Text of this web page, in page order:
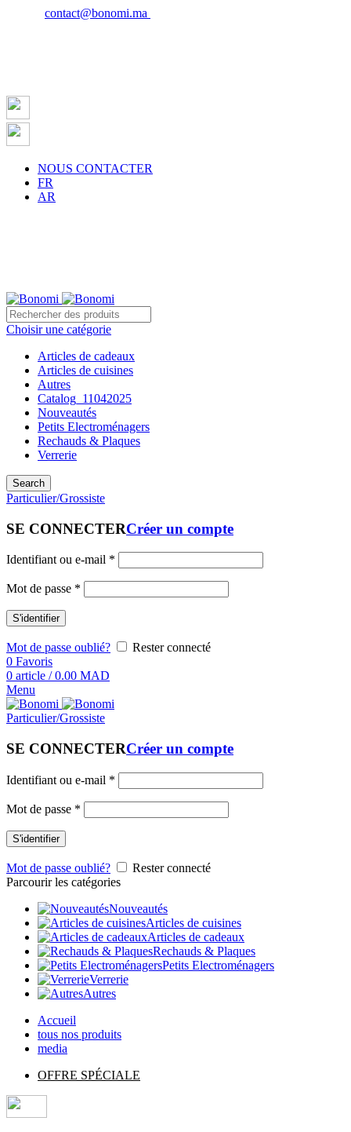
contact@bonomi.ma
NOUS CONTACTER
FR
AR
Choisir une catégorie
Articles de cadeaux
Articles de cuisines
Autres
Catalog_11042025
Nouveautés
Petits Electroménagers
Rechauds & Plaques
Verrerie
Search
Particulier/Grossiste
SE CONNECTERCréer un compte
Identifiant ou e-mail *
Mot de passe *
S'identifier
Mot de passe oublié?
Rester connecté
0 Favoris
0 article / 0.00 MAD
Menu
Particulier/Grossiste
SE CONNECTERCréer un compte
Identifiant ou e-mail *
Mot de passe *
S'identifier
Mot de passe oublié?
Rester connecté
Parcourir les catégories
Nouveautés
Articles de cuisines
Articles de cadeaux
Rechauds & Plaques
Petits Electroménagers
Verrerie
Autres
Accueil
tous nos produits
media
OFFRE SPÉCIALE